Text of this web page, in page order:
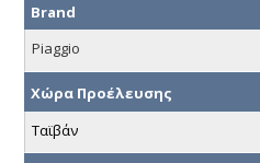
Brand
Piaggio
Χώρα Προέλευσης
Ταϊβάν